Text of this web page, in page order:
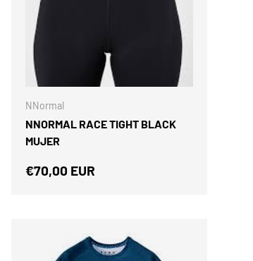
NNormal
NNORMAL RACE TIGHT BLACK
MUJER
Precio normal
€70,00 EUR
ELEGIR OPCIONES